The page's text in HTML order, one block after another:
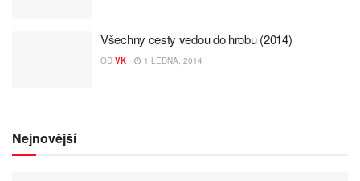
Všechny cesty vedou do hrobu (2014)
OD VK 1 LEDNA, 2014
Nejnovější